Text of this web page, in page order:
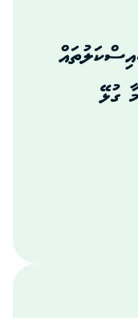
ބައިސްކަލުތައް
ގުޅޭ